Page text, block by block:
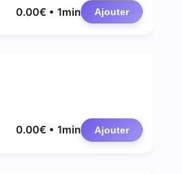
0.00€ • 1min Ajouter
0.00€ • 1min Ajouter